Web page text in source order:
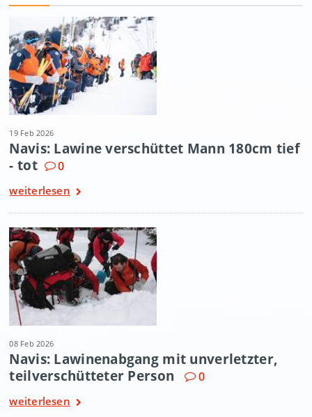
19 Feb 2026
Navis: Lawine verschüttet Mann 180cm tief
- tot
0
weiterlesen
08 Feb 2026
Navis: Lawinenabgang mit unverletzter,
teilverschütteter Person
0
weiterlesen